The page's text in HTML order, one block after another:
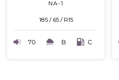
NA-1
185 / 65 / R15
70 B C